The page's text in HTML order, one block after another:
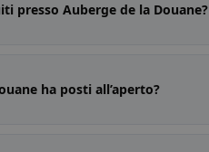
presso Auberge de la Douane?
ha posti all’aperto?